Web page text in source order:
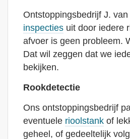
Ontstoppingsbedrijf J.
inspecties uit door iedere
afvoer is geen probleem.
Dat wil zeggen dat we
bekijken.
Rookdetectie
Ons ontstoppingsbedrijf
eventuele rioolstank of
geheel, of gedeeltelijk